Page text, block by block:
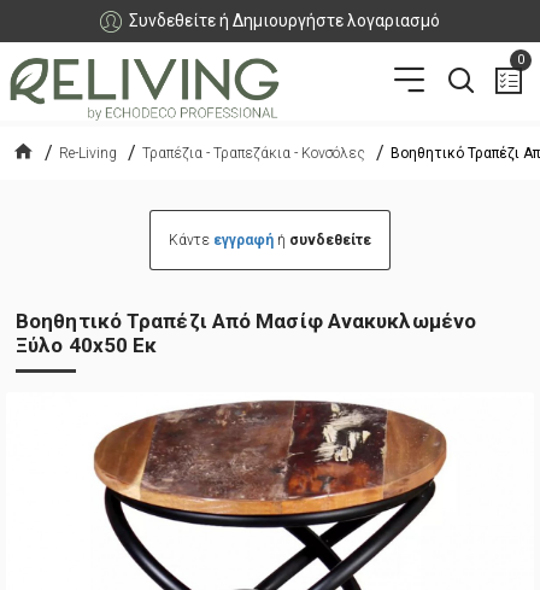
Συνδεθείτε ή Δημιουργήστε λογαριασμό
0
Re-Living Τραπέζια - Τραπεζάκια - Κονσόλες Βοηθητικό Τραπέζι
Κάντε εγγραφή ή συνδεθείτε
Βοηθητικό Τραπέζι Από Μασίφ Ανακυκλωμένο
Ξύλο 40x50 Εκ